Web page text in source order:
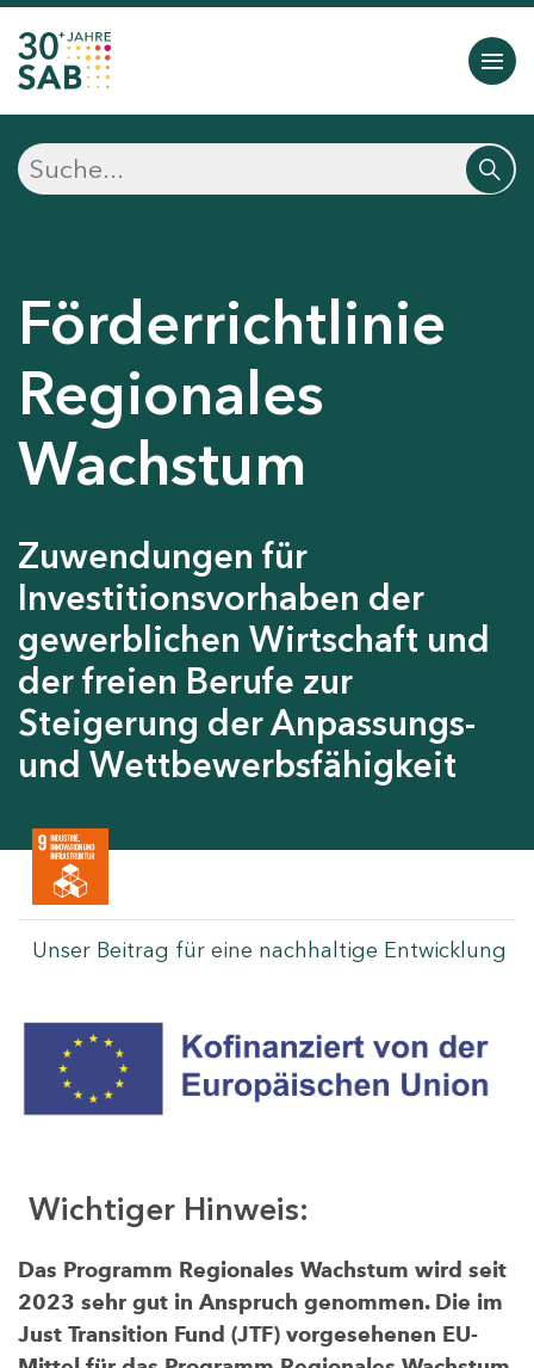
Förderrichtlinie
Regionales
Wachstum
Zuwendungen für
Investitionsvorhaben der
gewerblichen Wirtschaft und
der freien Berufe zur
Steigerung der Anpassungs-
und Wettbewerbsfähigkeit
Unser Beitrag für eine nachhaltige Entwicklung
Wichtiger Hinweis:
Das Programm Regionales Wachstum wird seit
2023 sehr gut in Anspruch genommen. Die im
Just Transition Fund (JTF) vorgesehenen EU-